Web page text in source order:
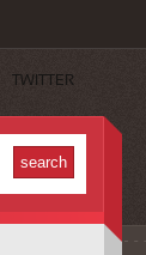
TWITTER